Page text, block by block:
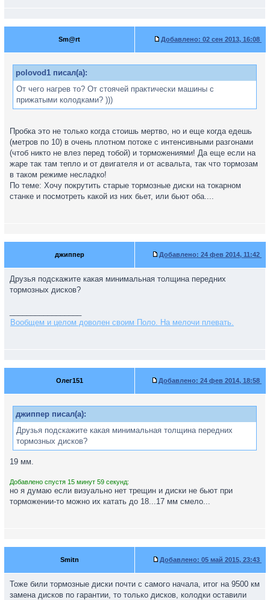
Sm@rt Добавлено: 02 сен 2013, 16:08
polovod1 писал(а):
От чего нагрев то? От стоячей практически машины с
прижатыми колодками? )))
Пробка это не только когда стоишь мертво, но и еще когда едешь
(метров по 10) в очень плотном потоке с интенсивными разгонами
(чтоб никто не влез перед тобой) и торможениями! Да еще если на
жаре так там тепло и от двигателя и от асвальта, так что тормозам
в таком режиме несладко!
По теме: Хочу покрутить старые тормозные диски на токарном
станке и посмотреть какой из них бьет, или бьют оба....
джиппер Добавлено: 24 фев 2014, 11:42
Друзья подскажите какая минимальная толщина передних
тормозных дисков?
Вообщем и целом доволен своим Поло. На мелочи плевать.
Олег151 Добавлено: 24 фев 2014, 18:58
джиппер писал(а):
Друзья подскажите какая минимальная толщина передних
тормозных дисков?
19 мм.
Добавлено спустя 15 минут 59 секунд:
но я думаю если визуально нет трещин и диски не бьют при
торможении-то можно их катать до 18...17 мм смело...
Smitn Добавлено: 05 май 2015, 23:43
Тоже били тормозные диски почти с самого начала, итог на 9500 км
замена дисков по гарантии, то только дисков, колодки оставили